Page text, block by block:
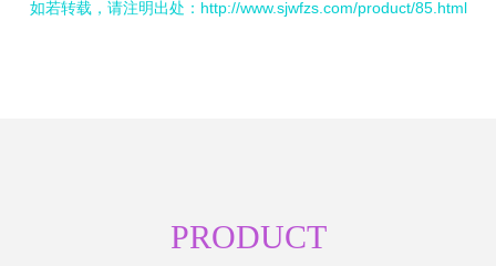
如若转载，请注明出处：http://www.sjwfzs.com/product/85.html
PRODUCT